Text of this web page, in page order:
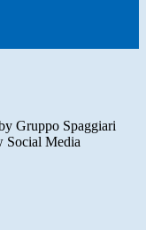
Gruppo Spaggiari
Social Media